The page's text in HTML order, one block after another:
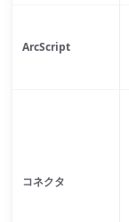
ArcScript
コネクタ